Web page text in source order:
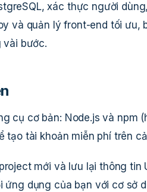
xác thực người
và quản lý front-end tối ưu,
vài bước.
cụ cơ bản: Node.js và npm
tạo tài khoản miễn phí trên
mới và lưu lại thông tin
dụng của bạn với cơ sở